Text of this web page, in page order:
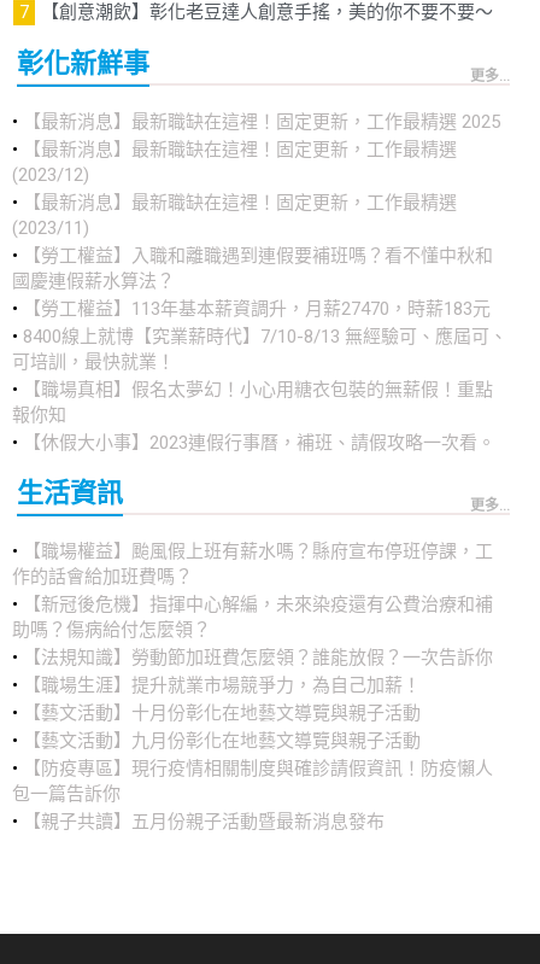
【創意潮飲】彰化老豆達人創意手搖，美的你不要不要～
彰化新鮮事 更多...
【最新消息】最新職缺在這裡！固定更新，工作最精選 2025
【最新消息】最新職缺在這裡！固定更新，工作最精選
(2023/12)
【最新消息】最新職缺在這裡！固定更新，工作最精選
(2023/11)
【勞工權益】入職和離職遇到連假要補班嗎？看不懂中秋和
國慶連假薪水算法？
【勞工權益】113年基本薪資調升，月薪27470，時薪183元
8400線上就博【究業薪時代】7/10-8/13 無經驗可、應屆可、
可培訓，最快就業！
【職場真相】假名太夢幻！小心用糖衣包裝的無薪假！重點
報你知
【休假大小事】2023連假行事曆，補班、請假攻略一次看。
生活資訊 更多...
【職場權益】颱風假上班有薪水嗎？縣府宣布停班停課，工
作的話會給加班費嗎？
【新冠後危機】指揮中心解編，未來染疫還有公費治療和補
助嗎？傷病給付怎麼領？
【法規知識】勞動節加班費怎麼領？誰能放假？一次告訴你
【職場生涯】提升就業市場競爭力，為自己加薪！
【藝文活動】十月份彰化在地藝文導覽與親子活動
【藝文活動】九月份彰化在地藝文導覽與親子活動
【防疫專區】現行疫情相關制度與確診請假資訊！防疫懶人
包一篇告訴你
【親子共讀】五月份親子活動暨最新消息發布